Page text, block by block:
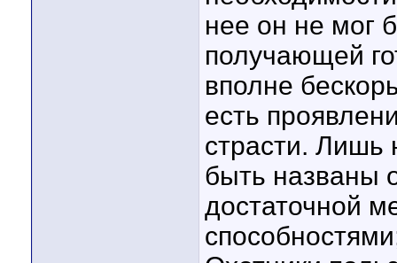
нее он не мог
получающей
вполне
есть
страсти. Лишь
быть названы
достаточной